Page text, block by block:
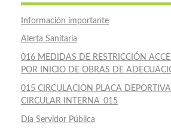
Información importante
Alerta Sanitaria
016 MEDIDAS DE RESTRICCIÓN
POR INICIO DE OBRAS DE
015 CIRCULACION PLACA
CIRCULAR INTERNA_015
Día Servidor Pública